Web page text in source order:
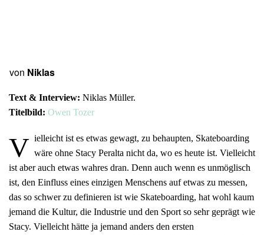
von Niklas
Text & Interview: Niklas Müller.
Titelbild: Owen Tozer
V ielleicht ist es etwas gewagt, zu behaupten, Skateboarding
wäre ohne Stacy Peralta nicht da, wo es heute ist. Vielleicht
ist aber auch etwas wahres dran. Denn auch wenn es unmöglisch
ist, den Einfluss eines einzigen Menschens auf etwas zu messen,
das so schwer zu definieren ist wie Skateboarding, hat wohl kaum
jemand die Kultur, die Industrie und den Sport so sehr geprägt wie
Stacy. Vielleicht hätte ja jemand anders den ersten